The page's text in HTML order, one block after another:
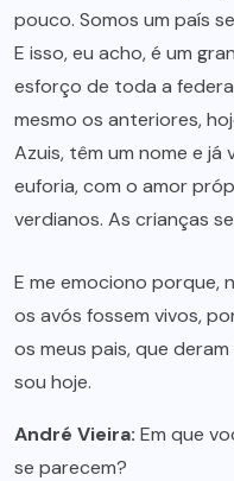
pouco. Somos um país
E isso, eu acho, é um
esforço de toda a
mesmo os anteriores,
Azuis, têm um nome e já
euforia, com o amor
verdianos. As crianças
E me emociono porque,
os avós fossem vivos,
os meus pais, que
sou hoje.
André Vieira: Em que
se parecem?